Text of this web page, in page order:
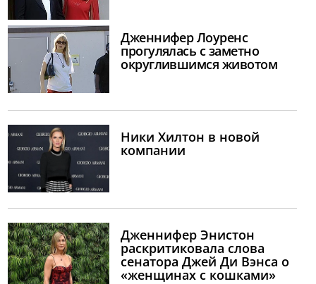
Дженнифер Лоуренс
прогулялась с заметно
округлившимся животом
Ники Хилтон в новой
компании
Дженнифер Энистон
раскритиковала слова
сенатора Джей Ди Вэнса о
«женщинах с кошками»